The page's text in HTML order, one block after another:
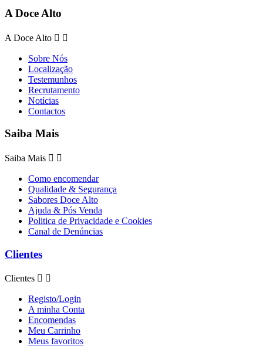
A Doce Alto
A Doce Alto  
Sobre Nós
Localização
Testemunhos
Recrutamento
Notícias
Contactos
Saiba Mais
Saiba Mais  
Como encomendar
Qualidade & Segurança
Sabores Doce Alto
Ajuda & Pós Venda
Politica de Privacidade e Cookies
Canal de Denúncias
Clientes
Clientes  
Registo/Login
A minha Conta
Encomendas
Meu Carrinho
Meus favoritos